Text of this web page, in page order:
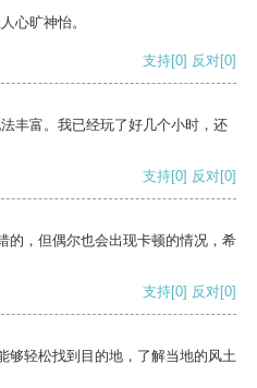
心旷神怡。
支持[0] 反对[0]
丰富。我已经玩了好几个小时，还
支持[0] 反对[0]
的，但偶尔也会出现卡顿的情况，希
支持[0] 反对[0]
够轻松找到目的地，了解当地的风土